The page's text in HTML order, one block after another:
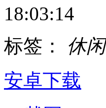
18:03:14
标签： 休闲
安卓下载